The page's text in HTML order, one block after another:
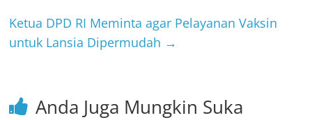
Ketua DPD RI Meminta agar Pelayanan Vaksin
untuk Lansia Dipermudah →
Anda Juga Mungkin Suka